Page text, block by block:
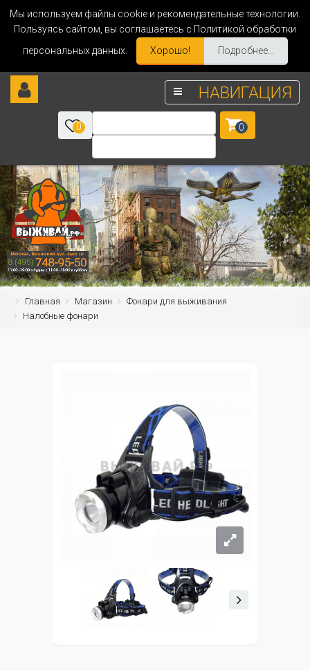
Мы используем файлы cookie и рекомендательные технологии.
Пользуясь сайтом, вы соглашаетесь с Политикой обработки
персональных данных.
Хорошо! Подробнее...
НАВИГАЦИЯ
0 0
Главная Магазин
Фонари для выживания
Налобные фонари